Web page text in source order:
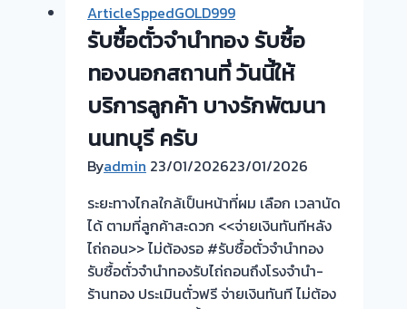
ทอง
ยินดี
บริการ
ไถ่ถอน
ถึง
โรง
ร้าน
ทอง
ประเมิน
หน้า
ตั๋ว
ArticleSppedGOLD999
รับซื้อตั๋วจำนำทอง รับซื้อ
ทองนอกสถานที่ วันนี้ให้
บริการลูกค้า บางรักพัฒนา
นนทบุรี ครับ
Byadmin 23/01/202623/01/2026
ระยะทางไกลใกล้เป็นหน้าที่ผม เลือก เวลานัด
ได้ ตามที่ลูกค้าสะดวก <<จ่ายเงินทันทีหลัง
ไถ่ถอน>> ไม่ต้องรอ #รับซื้อตั๋วจำนำทอง
รับซื้อตั๋วจำนำทองรับไถ่ถอนถึงโรงจำนำ-
ร้านทอง ประเมินตั๋วฟรี จ่ายเงินทันที ไม่ต้อง